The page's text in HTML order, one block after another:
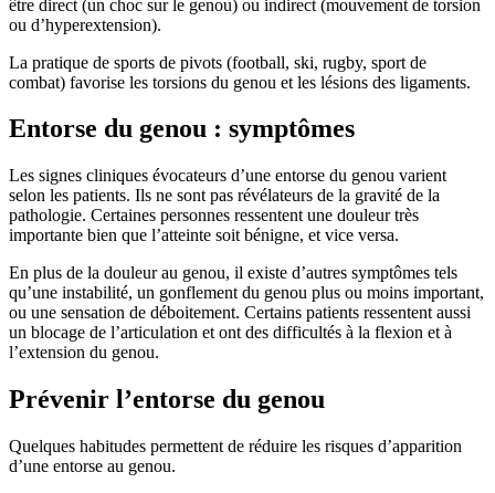
être direct (un choc sur le genou) ou indirect (mouvement de torsion
ou d’hyperextension).
La pratique de sports de pivots (football, ski, rugby, sport de
combat) favorise les torsions du genou et les lésions des ligaments.
Entorse du genou : symptômes
Les signes cliniques évocateurs d’une entorse du genou varient
selon les patients. Ils ne sont pas révélateurs de la gravité de la
pathologie. Certaines personnes ressentent une douleur très
importante bien que l’atteinte soit bénigne, et vice versa.
En plus de la douleur au genou, il existe d’autres symptômes tels
qu’une instabilité, un gonflement du genou plus ou moins important,
ou une sensation de déboitement. Certains patients ressentent aussi
un blocage de l’articulation et ont des difficultés à la flexion et à
l’extension du genou.
Prévenir l’entorse du genou
Quelques habitudes permettent de réduire les risques d’apparition
d’une entorse au genou.